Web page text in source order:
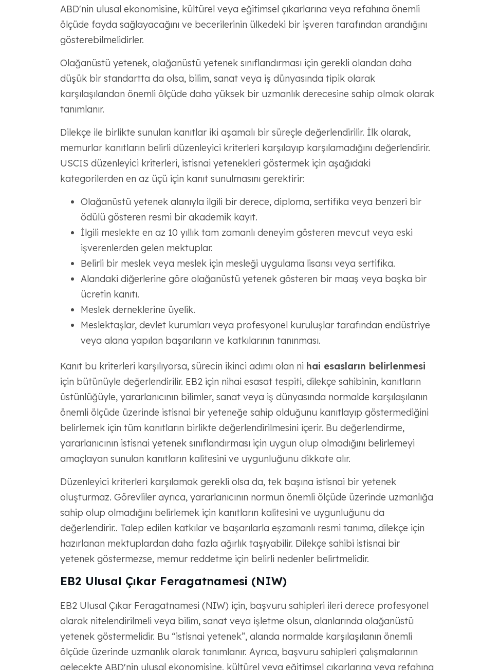
ABD'nin ulusal ekonomisine, kültürel veya eğitimsel çıkarlarına veya refahına önemli
ölçüde fayda sağlayacağını ve becerilerinin ülkedeki bir işveren tarafından arandığını
gösterebilmelidirler.
Olağanüstü yetenek, olağanüstü yetenek sınıflandırması için gerekli olandan daha
düşük bir standartta da olsa, bilim, sanat veya iş dünyasında tipik olarak
karşılaşılandan önemli ölçüde daha yüksek bir uzmanlık derecesine sahip olmak olarak
tanımlanır.
Dilekçe ile birlikte sunulan kanıtlar iki aşamalı bir süreçle değerlendirilir. İlk olarak,
memurlar kanıtların belirli düzenleyici kriterleri karşılayıp karşılamadığını değerlendirir.
USCIS düzenleyici kriterleri, istisnai yetenekleri göstermek için aşağıdaki
kategorilerden en az üçü için kanıt sunulmasını gerektirir:
Olağanüstü yetenek alanıyla ilgili bir derece, diploma, sertifika veya benzeri bir
ödülü gösteren resmi bir akademik kayıt.
İlgili meslekte en az 10 yıllık tam zamanlı deneyim gösteren mevcut veya eski
işverenlerden gelen mektuplar.
Belirli bir meslek veya meslek için mesleği uygulama lisansı veya sertifika.
Alandaki diğerlerine göre olağanüstü yetenek gösteren bir maaş veya başka bir
ücretin kanıtı.
Meslek derneklerine üyelik.
Meslektaşlar, devlet kurumları veya profesyonel kuruluşlar tarafından endüstriye
veya alana yapılan başarıların ve katkılarının tanınması.
Kanıt bu kriterleri karşılıyorsa, sürecin ikinci adımı olan ni hai esasların belirlenmesi
için bütünüyle değerlendirilir. EB2 için nihai esasat tespiti, dilekçe sahibinin, kanıtların
üstünlüğüyle, yararlanıcının bilimler, sanat veya iş dünyasında normalde karşılaşılanın
önemli ölçüde üzerinde istisnai bir yeteneğe sahip olduğunu kanıtlayıp göstermediğini
belirlemek için tüm kanıtların birlikte değerlendirilmesini içerir. Bu değerlendirme,
yararlanıcının istisnai yetenek sınıflandırması için uygun olup olmadığını belirlemeyi
amaçlayan sunulan kanıtların kalitesini ve uygunluğunu dikkate alır.
Düzenleyici kriterleri karşılamak gerekli olsa da, tek başına istisnai bir yetenek
oluşturmaz. Görevliler ayrıca, yararlanıcının normun önemli ölçüde üzerinde uzmanlığa
sahip olup olmadığını belirlemek için kanıtların kalitesini ve uygunluğunu da
değerlendirir.. Talep edilen katkılar ve başarılarla eşzamanlı resmi tanıma, dilekçe için
hazırlanan mektuplardan daha fazla ağırlık taşıyabilir. Dilekçe sahibi istisnai bir
yetenek göstermezse, memur reddetme için belirli nedenler belirtmelidir.
EB2 Ulusal Çıkar Feragatnamesi (NIW)
EB2 Ulusal Çıkar Feragatnamesi (NIW) için, başvuru sahipleri ileri derece profesyonel
olarak nitelendirilmeli veya bilim, sanat veya işletme olsun, alanlarında olağanüstü
yetenek göstermelidir. Bu “istisnai yetenek”, alanda normalde karşılaşılanın önemli
ölçüde üzerinde uzmanlık olarak tanımlanır. Ayrıca, başvuru sahipleri çalışmalarının
gelecekte ABD'nin ulusal ekonomisine, kültürel veya eğitimsel çıkarlarına veya refahına